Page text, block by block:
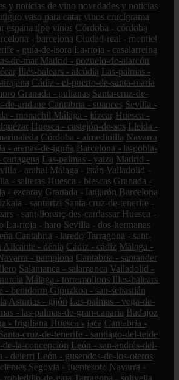
y noticias de vino novedades y noticias
vaso para catar vinos crucigrama
espana tipo vinos Córdoba - córdoba
- barcelona Ciudad-real - montiel
- guía-de-isora La-rioja - casalarreina
de-mar Madrid - pozuelo-de-alarcón
Illes-balears - alcúdia Las-palmas -
Cádiz - el-puerto-de-santa-maría
Granada - pulianas Santa-cruz-de-
de-aridane Cantabria - suances Sevilla -
- monachil Málaga - júzcar Huesca -
Huesca - castejón-de-sos Lleida -
Córdoba - almedinilla Navarra
- arenas-de-iguña Barcelona - la-pobla-
Las-palmas - yaiza Madrid -
- arahal Málaga - istán Valladolid -
- salteras Huesca - biescas Granada -
- ezcaray Granada - lanjarón Barcelona
- santurtzi Santa-cruz-de-tenerife -
- sant-llorenç-des-cardassar Huesca -
La-rioja - haro Sevilla - dos-hermanas
Cantabria - laredo Tarragona - sant-
Alicante - dénia Cádiz - cádiz Málaga -
- pamplona Cantabria - santander
Salamanca - salamanca Valladolid -
Málaga - torremolinos Illes-balears
- benidorm Gipuzkoa - san-sebastián
Asturias - gijón Las-palmas - vega-de-
- las-palmas-de-gran-canaria Badajoz
- frigiliana Huesca - jaca Cantabria -
cruz-de-tenerife - santiago-del-teide
la-concepción León - san-andrés-del-
- deierri León - gusendos-de-los-oteros
Segovia - fuentesoto Navarra -